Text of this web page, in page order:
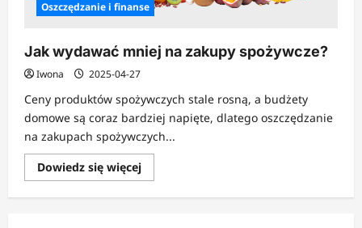
Oszczędzanie i finanse
Jak wydawać mniej na zakupy spożywcze?
Iwona 2025-04-27
Ceny produktów spożywczych stale rosną, a budżety
domowe są coraz bardziej napięte, dlatego oszczędzanie
na zakupach spożywczych...
Dowiedz się więcejDowiedz
się
o